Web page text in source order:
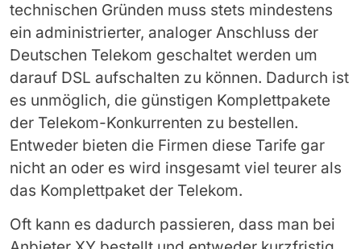
technischen Gründen muss stets mindestens
ein administrierter, analoger Anschluss der
Deutschen Telekom geschaltet werden um
darauf DSL aufschalten zu können. Dadurch ist
es unmöglich, die günstigen Komplettpakete
der Telekom-Konkurrenten zu bestellen.
Entweder bieten die Firmen diese Tarife gar
nicht an oder es wird insgesamt viel teurer als
das Komplettpaket der Telekom.
Oft kann es dadurch passieren, dass man bei